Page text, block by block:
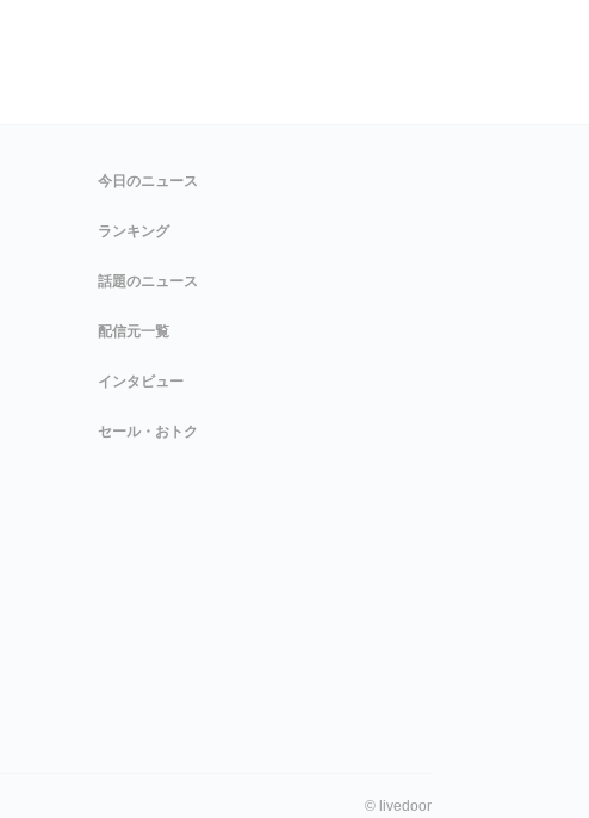
今日のニュース
ランキング
話題のニュース
配信元一覧
インタビュー
セール・おトク
© livedoor